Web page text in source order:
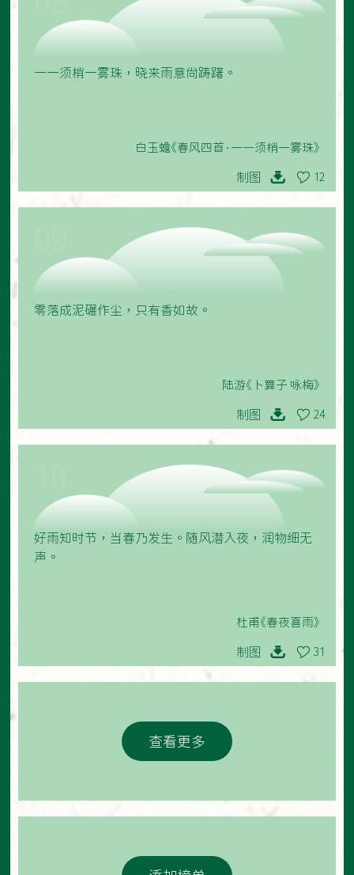
一一须梢一雾珠，晓来雨意尚踌躇。
白玉蟾《春风四首·一一须梢一雾珠》
制图 12
零落成泥碾作尘，只有香如故。
陆游《卜算子 咏梅》
制图 24
好雨知时节，当春乃发生。随风潜入夜，润物细无
声。
杜甫《春夜喜雨》
制图 31
查看更多